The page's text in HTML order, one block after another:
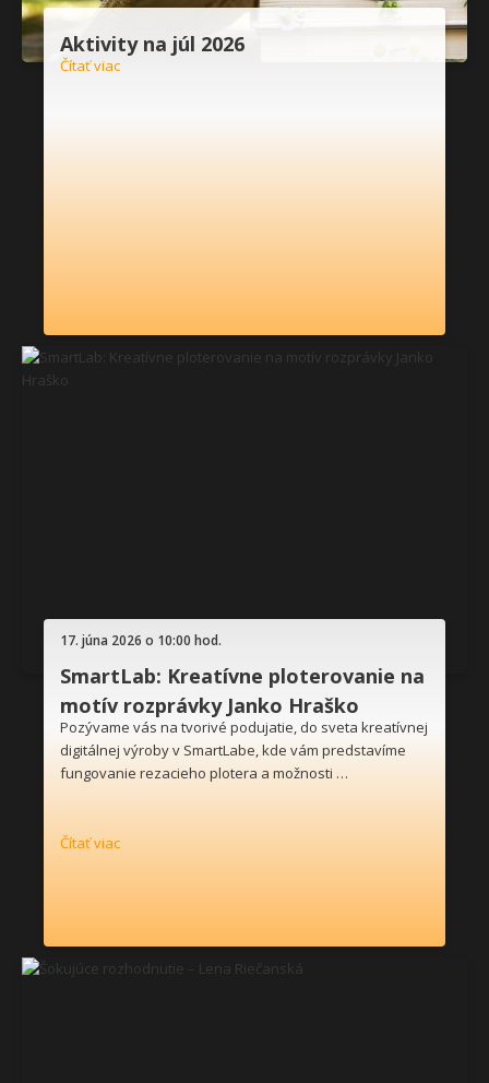
Aktivity na júl 2026
Čítať viac
17. júna 2026 o 10:00 hod.
SmartLab: Kreatívne ploterovanie na
motív rozprávky Janko Hraško
Pozývame vás na tvorivé podujatie, do sveta kreatívnej
digitálnej výroby v SmartLabe, kde vám predstavíme
fungovanie rezacieho plotera a možnosti …
Čítať viac